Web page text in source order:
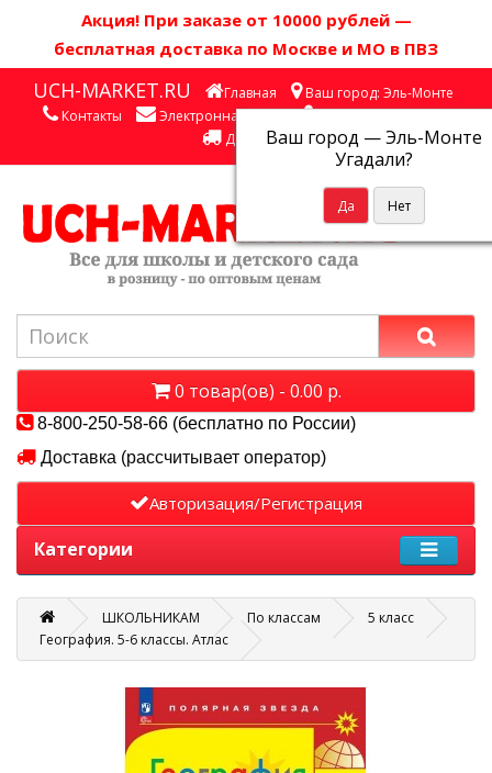
Акция! При заказе от 10000 рублей —
бесплатная доставка по Москве и МО в ПВЗ
UCH-MARKET.RU Главная Ваш город: Эль-Монте
Ваш город —Эль-Монте
Угадали?
Контакты Электронная почта
Личный кабинет
Доставка
0 товар(ов) - 0.00 р.
8-800-250-58-66 (бесплатно по России)
Доставка (рассчитывает оператор)
Авторизация/Регистрация
Категории
ШКОЛЬНИКАМ По классам
5 класс
География. 5-6 классы. Атлас